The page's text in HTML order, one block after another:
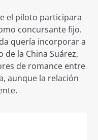
el piloto participara
concursante fijo.
quería incorporar a
la China Suárez,
de romance entre
aunque la relación